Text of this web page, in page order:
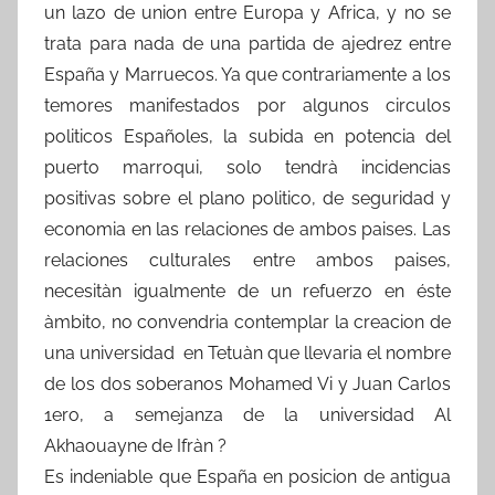
un lazo de union entre Europa y Africa, y no se
trata para nada de una partida de ajedrez entre
España y Marruecos. Ya que contrariamente a los
temores manifestados por algunos circulos
politicos Españoles, la subida en potencia del
puerto marroqui, solo tendrà incidencias
positivas sobre el plano politico, de seguridad y
economia en las relaciones de ambos paises. Las
relaciones culturales entre ambos paises,
necesitàn igualmente de un refuerzo en éste
àmbito, no convendria contemplar la creacion de
una universidad en Tetuàn que llevaria el nombre
de los dos soberanos Mohamed Vi y Juan Carlos
1ero, a semejanza de la universidad Al
Akhaouayne de Ifràn ?
Es indeniable que España en posicion de antigua